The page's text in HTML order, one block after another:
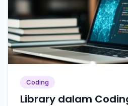
Coding
Library dalam